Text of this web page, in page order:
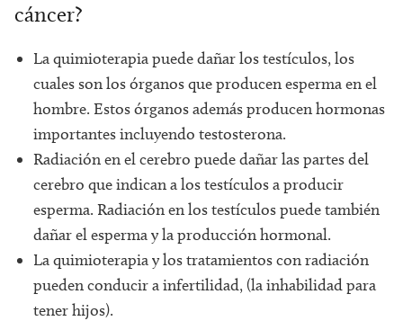
cáncer?
La quimioterapia puede dañar los testículos, los
cuales son los órganos que producen esperma en el
hombre. Estos órganos además producen hormonas
importantes incluyendo testosterona.
Radiación en el cerebro puede dañar las partes del
cerebro que indican a los testículos a producir
esperma. Radiación en los testículos puede también
dañar el esperma y la producción hormonal.
La quimioterapia y los tratamientos con radiación
pueden conducir a infertilidad, (la inhabilidad para
tener hijos).